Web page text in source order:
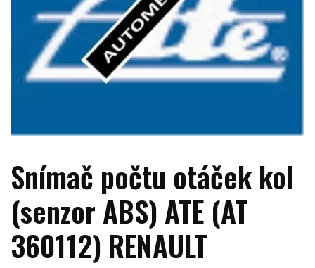
Snímač počtu otáček kol
(senzor ABS) ATE (AT
360112) RENAULT